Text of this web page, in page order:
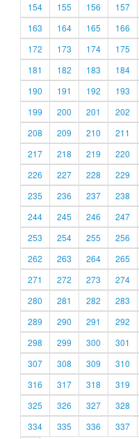
154
155 156 157
163
164 165 166
172
173 174 175
181
182 183 184
190
191 192 193
199
200 201 202
208
209 210 211
217
218 219 220
226
227 228 229
235
236 237 238
244
245 246 247
253
254 255 256
262
263 264 265
271
272 273 274
280
281 282 283
289
290 291 292
298
299 300 301
307
308 309 310
316
317 318 319
325
326 327 328
334
335 336 337